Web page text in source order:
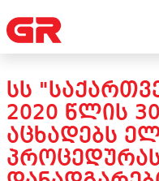
ᲡᲡ
2020 ᲬᲚᲘᲡ
ᲐᲪᲮᲐᲓᲔᲑᲡ
ᲞᲠᲝᲪᲔᲓᲣᲠᲐᲡ